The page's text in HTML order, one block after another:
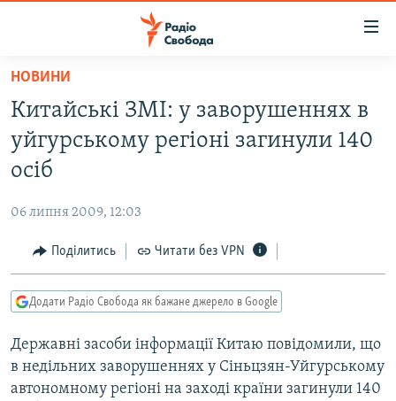
Перейти
основного
матеріалу
Перейти
до
основної
Перейти
до
пошуку
СТАТТІ
СУСПІЛЬСТВО
УКРАЇНА
РОСІЙСЬКА «ФІЛЬТРАЦІЯ»
ДОНБАС.РЕАЛІЇ
ТИ ЯК?
СХЕМИ
КИТАЙ.ВИКЛИКИ
НОВИНИ
Китайські ЗМІ: у заворушеннях в
уйгурському регіоні загинули 140
осіб
06 липня 2009, 12:03
Поділитись Читати без VPN
Додати Радіо Свобода як бажане джерело в Google
Державні засоби інформації Китаю повідомили, що
в недільних заворушеннях у Сіньцзян-Уйгурському
автономному регіоні на заході країни загинули 140